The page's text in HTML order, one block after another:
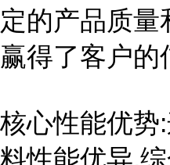
定的产品质量
赢得了客户的
核心性能优势
料性能优异,